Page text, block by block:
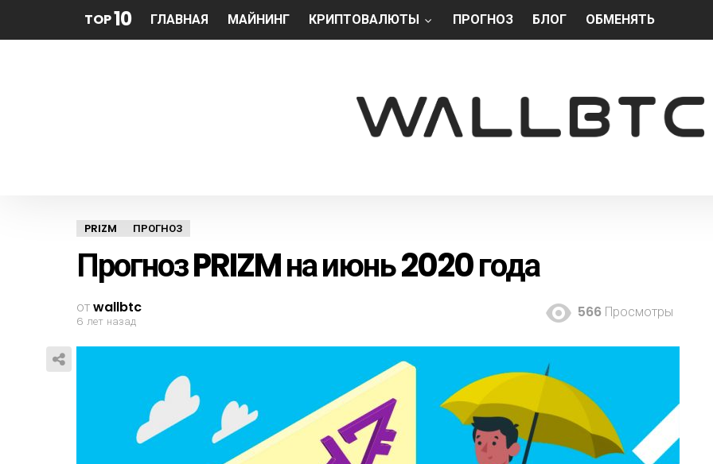
TOP10 ГЛАВНАЯ МАЙНИНГ КРИПТОВАЛЮТЫ ПРОГНОЗ БЛОГ ОБМЕНЯТЬ
PRIZM ПРОГНОЗ
Прогноз PRIZM на июнь 2020 года
отwallbtc
6 лет назад
566 Просмотры